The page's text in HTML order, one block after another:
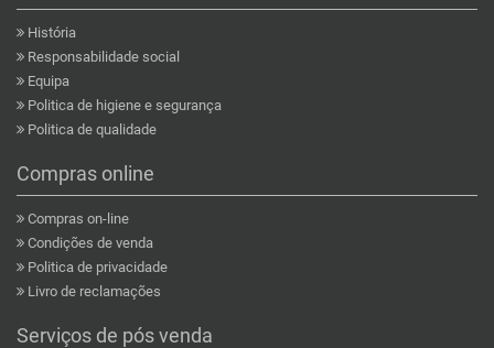
História
Responsabilidade social
Equipa
Politica de higiene e segurança
Politica de qualidade
Compras online
Compras on-line
Condições de venda
Politica de privacidade
Livro de reclamações
Serviços de pós venda